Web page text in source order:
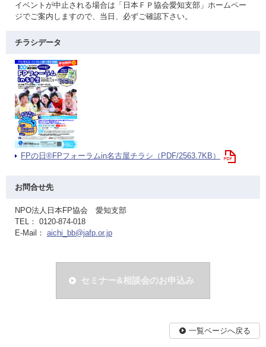
イベントが中止される場合は「日本ＦＰ協会愛知支部」ホームペー
ジでご案内しますので、当日、必ずご確認下さい。
チラシデータ
FPの日®FPフォーラムin名古屋チラシ（PDF/2563.7KB）
お問合せ先
NPO法人日本FP協会 愛知支部
TEL： 0120-874-018
E-Mail： aichi_bb@jafp.or.jp
セミナー&相談会のお申込み
一覧ページへ戻る